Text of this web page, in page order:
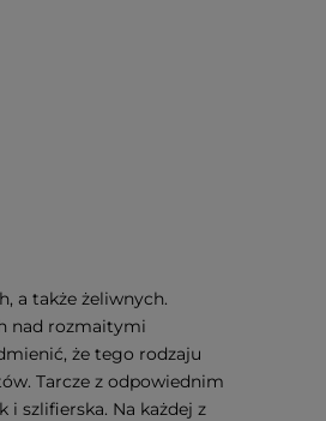
a także żeliwnych.
nad rozmaitymi
że tego rodzaju
Tarcze z odpowiednim
szlifierska. Na każdej z